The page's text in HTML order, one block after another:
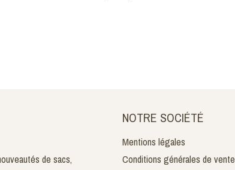
de sacs,
NOTRE SOCIÉTÉ
Mentions légales
Conditions générales de vente